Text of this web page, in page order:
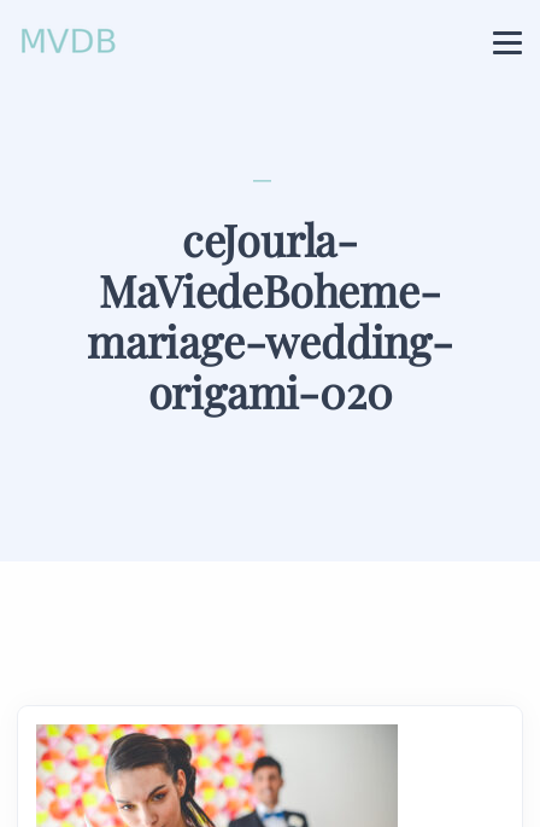
ceJourla-
MaViedeBoheme-
mariage-wedding-
origami-020